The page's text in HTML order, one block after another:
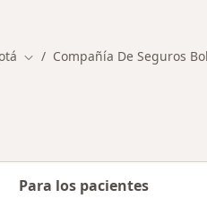
ciudad
Cambiar de ciudad
Compañía De Seguros
Para los pacientes